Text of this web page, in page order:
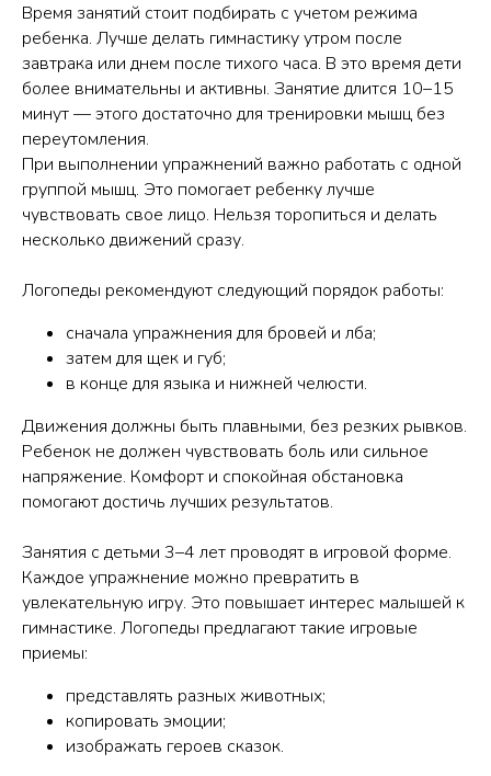
Время занятий стоит подбирать с учетом режима
ребенка. Лучше делать гимнастику утром после
завтрака или днем после тихого часа. В это время дети
более внимательны и активны. Занятие длится 10–15
минут — этого достаточно для тренировки мышц без
переутомления.
При выполнении упражнений важно работать с одной
группой мышц. Это помогает ребенку лучше
чувствовать свое лицо. Нельзя торопиться и делать
несколько движений сразу.
Логопеды рекомендуют следующий порядок работы:
сначала упражнения для бровей и лба;
затем для щек и губ;
в конце для языка и нижней челюсти.
Движения должны быть плавными, без резких рывков.
Ребенок не должен чувствовать боль или сильное
напряжение. Комфорт и спокойная обстановка
помогают достичь лучших результатов.
Занятия с детьми 3–4 лет проводят в игровой форме.
Каждое упражнение можно превратить в
увлекательную игру. Это повышает интерес малышей к
гимнастике. Логопеды предлагают такие игровые
приемы:
представлять разных животных;
копировать эмоции;
изображать героев сказок.